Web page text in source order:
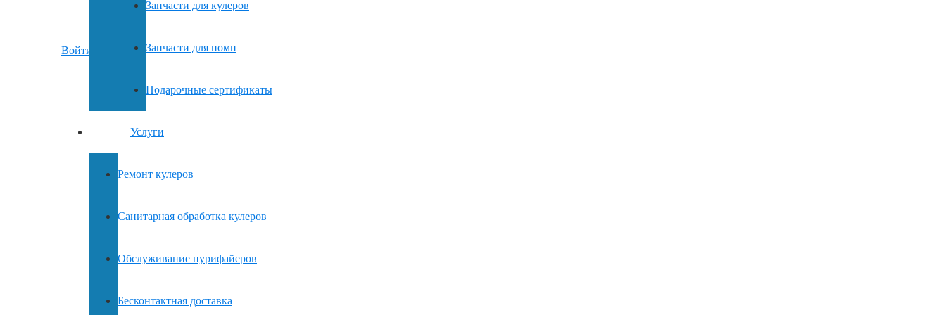
Войти
Запчасти для кулеров
Запчасти для помп
Подарочные сертификаты
Услуги
Ремонт кулеров
Санитарная обработка кулеров
Обслуживание пурифайеров
Бесконтактная доставка